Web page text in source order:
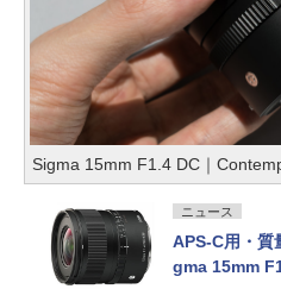
Sigma 15mm F1.4 DC｜
ニュース
APS-C用・質
gma 15mm